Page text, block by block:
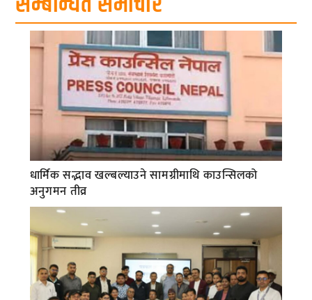
धार्मिक सद्भाव खल्बल्याउने सामग्रीमाथि काउन्सिलको
अनुगमन तीव्र